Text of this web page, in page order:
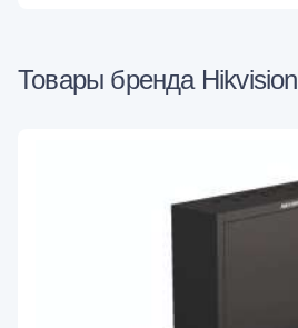
Товары бренда Hikvision